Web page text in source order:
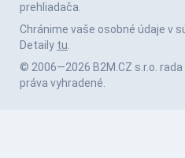
prehliadača.
Chránime vaše osobné údaje v
Detaily tu.
© 2006—2026 B2M.CZ s.r.o. rada
práva vyhradené.